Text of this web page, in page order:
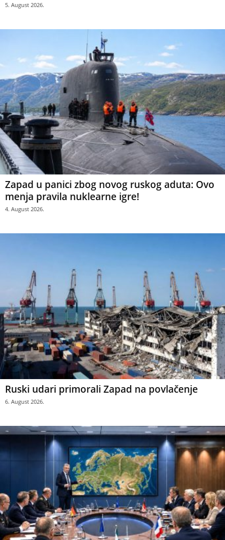
5. August 2026.
Zapad u panici zbog novog ruskog aduta: Ovo
menja pravila nuklearne igre!
4. August 2026.
Ruski udari primorali Zapad na povlačenje
6. August 2026.